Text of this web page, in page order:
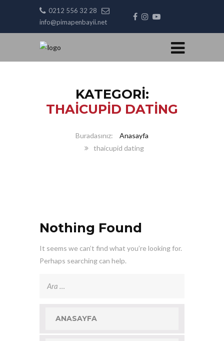
0212 556 32 28
info@pimapenbayii.net
KATEGORI:
THAICUPID DATING
Anasayfa
thaicupid dating
Nothing Found
It seems we can’t find what you’re looking for.
Perhaps searching can help.
ANASAYFA